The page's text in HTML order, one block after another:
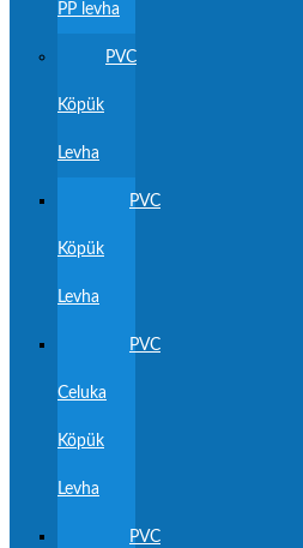
PP levha
PVC
Köpük
Levha
PVC
Köpük
Levha
PVC
Celuka
Köpük
Levha
PVC